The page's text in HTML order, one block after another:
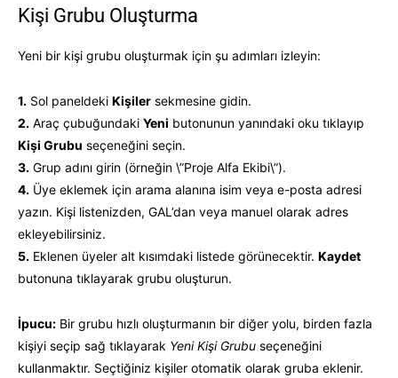
Kişi Grubu Oluşturma
Yeni bir kişi grubu oluşturmak için şu adımları izleyin:
1. Sol paneldeki Kişiler sekmesine gidin.
2. Araç çubuğundaki Yeni butonunun yanındaki oku tıklayıp
Kişi Grubu seçeneğini seçin.
3. Grup adını girin (örneğin \”Proje Alfa Ekibi\”).
4. Üye eklemek için arama alanına isim veya e-posta adresi
yazın. Kişi listenizden, GAL’dan veya manuel olarak adres
ekleyebilirsiniz.
5. Eklenen üyeler alt kısımdaki listede görünecektir. Kaydet
butonuna tıklayarak grubu oluşturun.
İpucu: Bir grubu hızlı oluşturmanın bir diğer yolu, birden fazla
kişiyi seçip sağ tıklayarak Yeni Kişi Grubu seçeneğini
kullanmaktır. Seçtiğiniz kişiler otomatik olarak gruba eklenir.